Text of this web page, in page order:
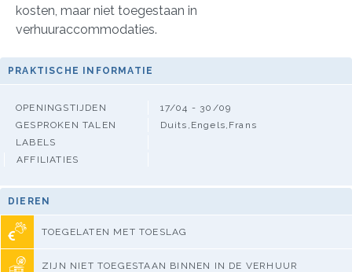
kosten, maar niet toegestaan in
verhuuraccommodaties.
PRAKTISCHE INFORMATIE
OPENINGSTIJDEN
17/04 - 30/09
GESPROKEN TALEN
Duits,Engels,Frans
LABELS
AFFILIATIES
DIEREN
TOEGELATEN MET TOESLAG
ZIJN NIET TOEGESTAAN BINNEN IN DE VERHUUR